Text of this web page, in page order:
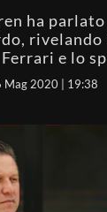
ha
e lo
Mag 2020 | 19:38